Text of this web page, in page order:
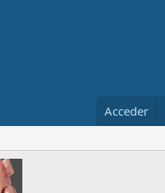
Acceder